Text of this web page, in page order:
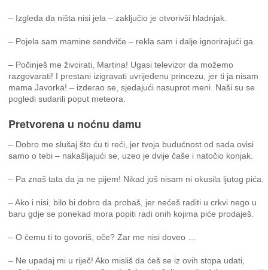
– Izgleda da ništa nisi jela – zaključio je otvorivši hladnjak.
– Pojela sam mamine sendviče – rekla sam i dalje ignorirajući ga.
– Počinješ me živcirati, Martina! Ugasi televizor da možemo
razgovarati! I prestani izigravati uvrijeđenu princezu, jer ti ja nisam
mama Javorka! – izderao se, sjedajući nasuprot meni. Naši su se
pogledi sudarili poput meteora.
Pretvorena u noćnu damu
– Dobro me slušaj što ću ti reći, jer tvoja budućnost od sada ovisi
samo o tebi – nakašljajući se, uzeo je dvije čaše i natočio konjak.
– Pa znaš tata da ja ne pijem! Nikad još nisam ni okusila ljutog pića.
– Ako i nisi, bilo bi dobro da probaš, jer nećeš raditi u crkvi nego u
baru gdje se ponekad mora popiti radi onih kojima piće prodaješ.
– O čemu ti to govoriš, oče? Zar me nisi doveo …
– Ne upadaj mi u riječ! Ako misliš da ćeš se iz ovih stopa udati,